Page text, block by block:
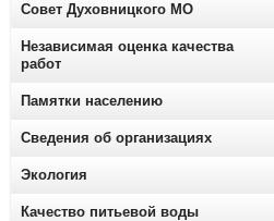
Совет Духовницкого МО
Независимая оценка качества
работ
Памятки населению
Сведения об организациях
Экология
Качество питьевой воды